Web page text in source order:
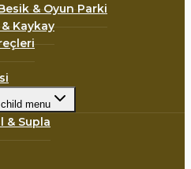
& Oyun Parki
Kaykay
menu
& Supla